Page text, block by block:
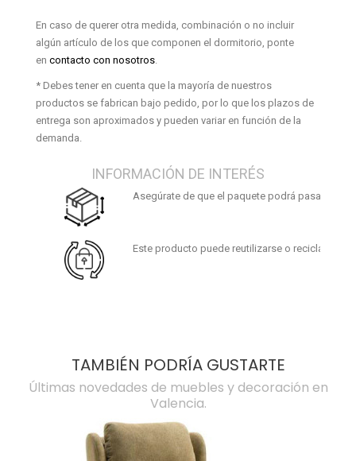
En caso de querer otra medida, combinación o no incluir
algún artículo de los que componen el dormitorio, ponte
en contacto con nosotros
* Debes tener en cuenta que la mayoría de nuestros
productos se fabrican bajo pedido, por lo que los plazos de
entrega son aproximados y pueden variar en función de la
demanda.
INFORMACIÓN DE INTERÉS
Asegúrate de que el paquete podrá pasar por
Este producto puede reutilizarse o reciclarse.
TAMBIÉN PODRÍA GUSTARTE
Últimas novedades de muebles y decoración en
Valencia.